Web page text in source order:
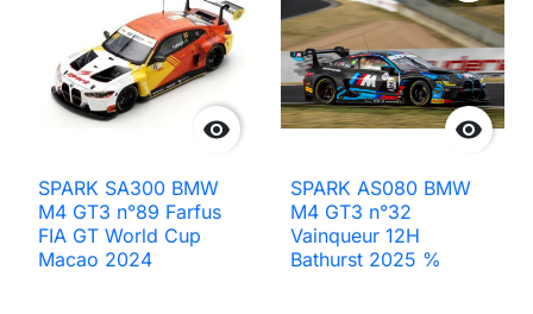

SPARK SA300 BMW
M4 GT3 n°89 Farfus
FIA GT World Cup
Macao 2024

SPARK AS080 BMW
M4 GT3 n°32
Vainqueur 12H
Bathurst 2025 %